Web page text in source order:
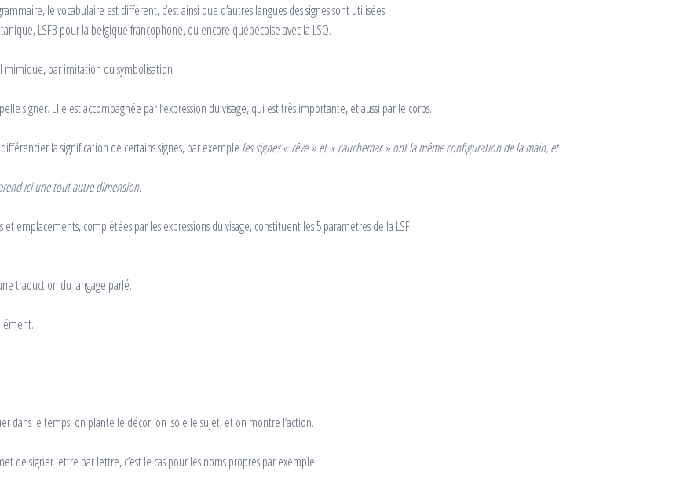
le vocabulaire est différent, c’est ainsi que d’autres langues des signes sont utilisées.
LSFB pour la belgique francophone, ou encore québécoise avec la LSQ.
mimique, par imitation ou symbolisation.
signer. Elle est accompagnée par l’expression du visage, qui est très importante, et aussi par le corps.
la signification de certains signes, par exemple les signes « rêve » et « cauchemar » ont la même configuration de la main, et
ici une tout autre dimension.
emplacements, complétées par les expressions du visage, constituent les 5 paramètres de la LSF.
traduction du langage parlé.
dans le temps, on plante le décor, on isole le sujet, et on montre l’action.
de signer lettre par lettre, c’est le cas pour les noms propres par exemple.